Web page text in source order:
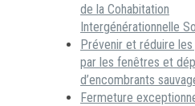
de la Cohabitation
Intergénérationnelle
Prévenir et réduire les
par les fenêtres et
d’encombrants
Fermeture